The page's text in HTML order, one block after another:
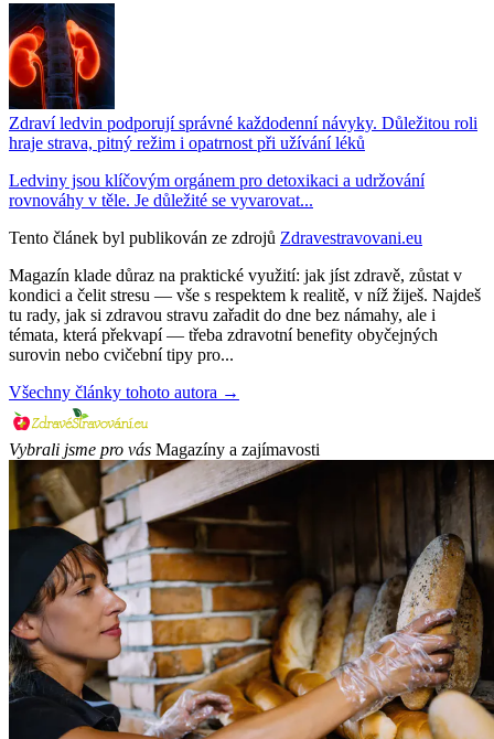
Zdraví ledvin podporují správné každodenní návyky. Důležitou roli
hraje strava, pitný režim i opatrnost při užívání léků
Ledviny jsou klíčovým orgánem pro detoxikaci a udržování
rovnováhy v těle. Je důležité se vyvarovat...
Tento článek byl publikován ze zdrojů Zdravestravovani.eu
Magazín klade důraz na praktické využití: jak jíst zdravě, zůstat v
kondici a čelit stresu — vše s respektem k realitě, v níž žiješ. Najdeš
tu rady, jak si zdravou stravu zařadit do dne bez námahy, ale i
témata, která překvapí — třeba zdravotní benefity obyčejných
surovin nebo cvičební tipy pro...
Všechny články tohoto autora →
Vybrali jsme pro vás Magazíny a zajímavosti